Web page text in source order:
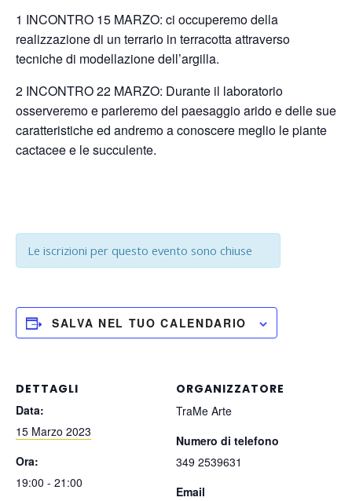
1 INCONTRO 15 MARZO: ci occuperemo della
realizzazione di un terrario in terracotta attraverso
tecniche di modellazione dell’argilla.
2 INCONTRO 22 MARZO: Durante il laboratorio
osserveremo e parleremo del paesaggio arido e delle sue
caratteristiche ed andremo a conoscere meglio le piante
cactacee e le succulente.
Le iscrizioni per questo evento sono chiuse
SALVA NEL TUO CALENDARIO
DETTAGLI
Data:
15 Marzo 2023
Ora:
19:00 - 21:00
ORGANIZZATORE
TraMe Arte
Numero di telefono
349 2539631
Email